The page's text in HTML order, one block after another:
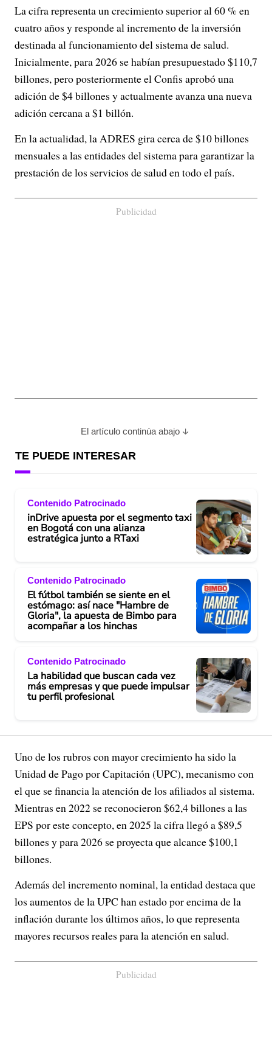
La cifra representa un crecimiento superior al 60 % en
cuatro años y responde al incremento de la inversión
destinada al funcionamiento del sistema de salud.
Inicialmente, para 2026 se habían presupuestado $110,7
billones, pero posteriormente el Confis aprobó una
adición de $4 billones y actualmente avanza una nueva
adición cercana a $1 billón.
En la actualidad, la ADRES gira cerca de $10 billones
mensuales a las entidades del sistema para garantizar la
prestación de los servicios de salud en todo el país.
Publicidad
El artículo continúa abajo
TE PUEDE INTERESAR
Contenido Patrocinado
inDrive apuesta por el segmento taxi
en Bogotá con una alianza
estratégica junto a RTaxi
Contenido Patrocinado
El fútbol también se siente en el
estómago: así nace "Hambre de
Gloria", la apuesta de Bimbo para
acompañar a los hinchas
Contenido Patrocinado
La habilidad que buscan cada vez
más empresas y que puede impulsar
tu perfil profesional
Uno de los rubros con mayor crecimiento ha sido la
Unidad de Pago por Capitación (UPC), mecanismo con
el que se financia la atención de los afiliados al sistema.
Mientras en 2022 se reconocieron $62,4 billones a las
EPS por este concepto, en 2025 la cifra llegó a $89,5
billones y para 2026 se proyecta que alcance $100,1
billones.
Además del incremento nominal, la entidad destaca que
los aumentos de la UPC han estado por encima de la
inflación durante los últimos años, lo que representa
mayores recursos reales para la atención en salud.
Publicidad